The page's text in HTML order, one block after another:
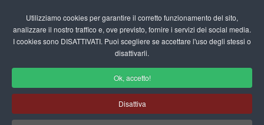
Utilizziamo cookies per garantire il corretto funzionamento del sito,
analizzare il nostro traffico e, ove previsto, fornire i servizi dei social media.
I cookies sono DISATTIVATI. Puoi scegliere se accettare l'uso degli stessi o
disattivarli.
Ok, accetto!
Disattiva
fas
Scuola Dell'Infanzia